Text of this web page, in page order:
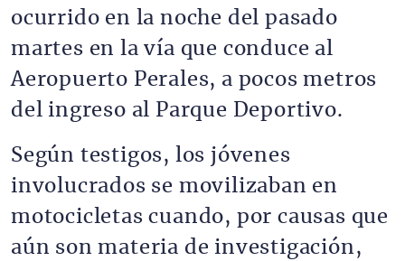
ocurrido en la noche del pasado
martes en la vía que conduce al
Aeropuerto Perales, a pocos metros
del ingreso al Parque Deportivo.
Según testigos, los jóvenes
involucrados se movilizaban en
motocicletas cuando, por causas que
aún son materia de investigación,